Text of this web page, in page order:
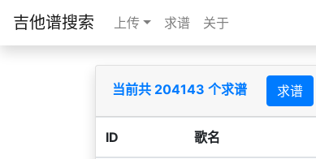
吉他谱搜索 上传 求谱 关于
当前共 204143 个求谱 求谱
ID 歌名